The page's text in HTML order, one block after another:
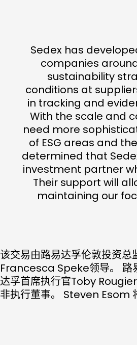
Sedex has
companies
sustainability
conditions at
in tracking and
With the scale and
need more
of ESG areas and
determined that
investment partner
Their support will
maintaining our
该交易由路易达孚伦敦投资
Francesca Speke领导。 路
达孚首席执行官Toby
非执行董事。 Steven Esom